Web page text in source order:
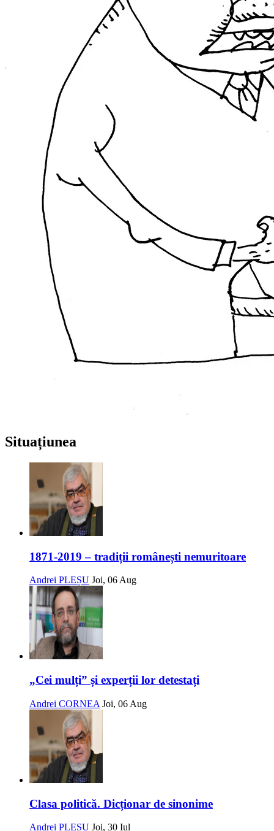
Situațiunea
1871-2019 – tradiții românești nemuritoare
Andrei PLEȘU Joi, 06 Aug
„Cei mulți” și experții lor detestați
Andrei CORNEA Joi, 06 Aug
Clasa politică. Dicționar de sinonime
Andrei PLEȘU Joi, 30 Iul